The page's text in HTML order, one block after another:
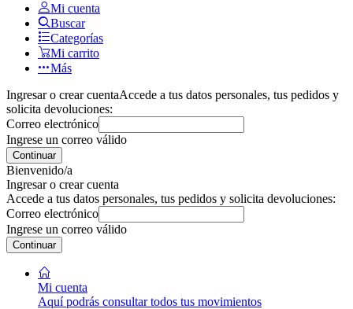
Mi cuenta
Buscar
Categorías
Mi carrito
Más
Ingresar o crear cuentaAccede a tus datos personales, tus pedidos y
solicita devoluciones:
Correo electrónico
Ingrese un correo válido
Continuar
Bienvenido/a
Ingresar o crear cuenta
Accede a tus datos personales, tus pedidos y solicita devoluciones:
Correo electrónico
Ingrese un correo válido
Continuar
Mi cuenta
Aquí podrás consultar todos tus movimientos